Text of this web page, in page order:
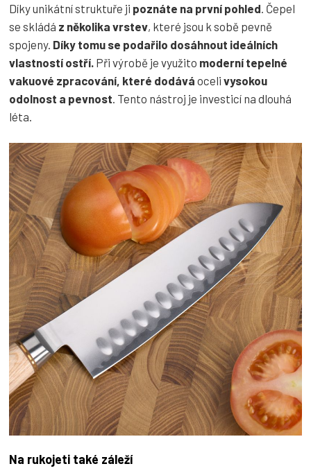
Díky unikátní struktuře ji poznáte na první pohled . Čepel
se skládá z několika vrstev, které jsou k sobě pevně
spojeny. Díky tomu se podařilo dosáhnout ideálních
vlastností ostří. Při výrobě je využito moderní tepelné
vakuové zpracování, které dodává oceli vysokou
odolnost a pevnost . Tento nástroj je investicí na dlouhá
léta.
Na rukojeti také záleží